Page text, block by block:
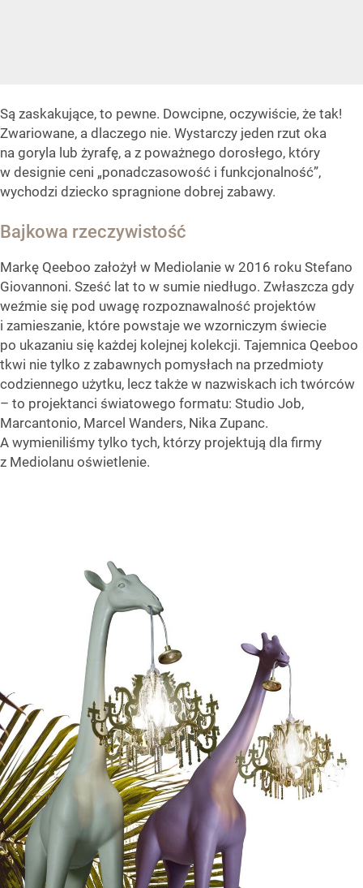
Są zaskakujące, to pewne. Dowcipne, oczywiście, że tak!
Zwariowane, a dlaczego nie. Wystarczy jeden rzut oka
na goryla lub żyrafę, a z poważnego dorosłego, który
w designie ceni „ponadczasowość i funkcjonalność”,
wychodzi dziecko spragnione dobrej zabawy.
Bajkowa rzeczywistość
Markę Qeeboo założył w Mediolanie w 2016 roku Stefano
Giovannoni. Sześć lat to w sumie niedługo. Zwłaszcza gdy
weźmie się pod uwagę rozpoznawalność projektów
i zamieszanie, które powstaje we wzorniczym świecie
po ukazaniu się każdej kolejnej kolekcji. Tajemnica Qeeboo
tkwi nie tylko z zabawnych pomysłach na przedmioty
codziennego użytku, lecz także w nazwiskach ich twórców
– to projektanci światowego formatu: Studio Job,
Marcantonio, Marcel Wanders, Nika Zupanc.
A wymieniliśmy tylko tych, którzy projektują dla firmy
z Mediolanu oświetlenie.